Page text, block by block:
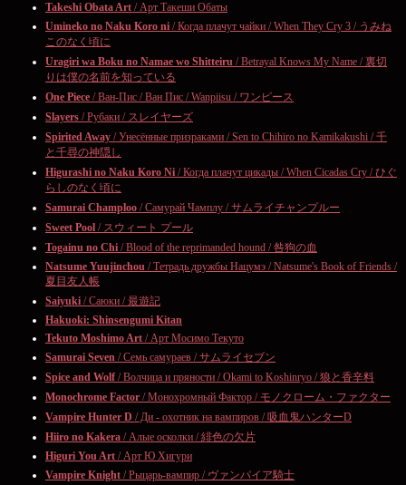
Takeshi Obata Art / Арт Такеши Обаты
Umineko no Naku Koro ni / Когда плачут чайки / When They Cry 3 / うみね
このなく頃に
Uragiri wa Boku no Namae wo Shitteiru / Betrayal Knows My Name / 裏切
りは僕の名前を知っている
One Piece / Ван-Пис / Ван Пис / Wanpiisu / ワンピース
Slayers / Рубаки / スレイヤーズ
Spirited Away / Унесённые призраками / Sen to Chihiro no Kamikakushi / 千
と千尋の神隠し
Higurashi no Naku Koro Ni / Когда плачут цикады / When Cicadas Cry / ひぐ
らしのなく頃に
Samurai Champloo / Самурай Чамплу / サムライチャンプルー
Sweet Pool / スウィート プール
Togainu no Chi / Blood of the reprimanded hound / 咎狗の血
Natsume Yuujinchou / Тетрадь дружбы Нацумэ / Natsume's Book of Friends /
夏目友人帳
Saiyuki / Саюки / 最遊記
Hakuoki: Shinsengumi Kitan
Tekuto Moshimo Art / Арт Мосимо Текуто
Samurai Seven / Семь самураев / サムライセブン
Spice and Wolf / Волчица и пряности / Okami to Koshinryo / 狼と香辛料
Monochrome Factor / Монохромный Фактор / モノクローム・ファクター
Vampire Hunter D / Ди - охотник на вампиров / 吸血鬼ハンターD
Hiiro no Kakera / Алые осколки / 緋色の欠片
Higuri You Art / Арт Ю Хигури
Vampire Knight / Рыцарь-вампир / ヴァンパイア騎士